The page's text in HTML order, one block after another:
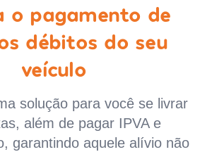
o pagamento de
débitos do seu
veículo
solução para você se livrar
além de pagar IPVA e
garantindo aquele alívio não